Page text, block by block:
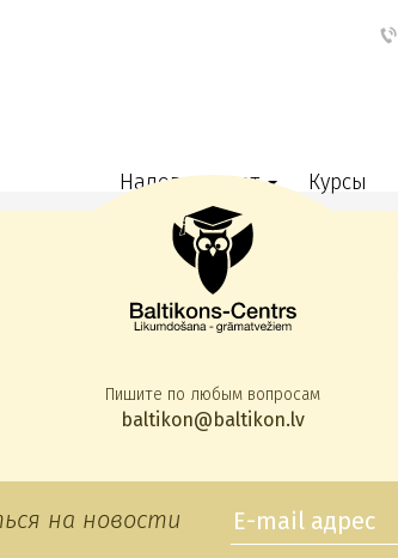
Налоги и учет Курсы
Пишите по любым вопросам
baltikon@baltikon.lv
на новости